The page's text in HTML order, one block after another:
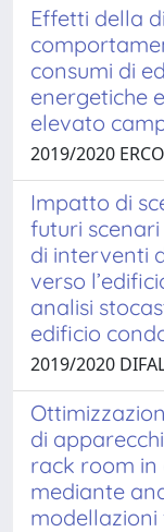
Effetti della
consumi di
energetiche
elevato
2019/2020
Impatto di
futuri scenari
di interventi
verso
analisi
edificio
2019/2020
di
rack room in
mediante
modellazioni